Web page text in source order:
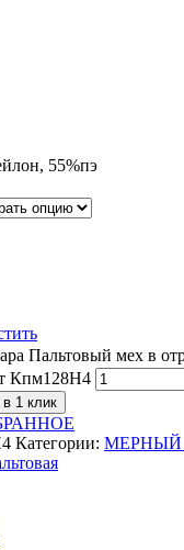
55%пэ
Пальтовый мех в
Кпм128Н4
в 1 клик
Категории: МЕРНЫЙ